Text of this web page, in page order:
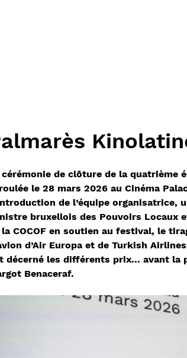
cérémonie de clôture de la quatrième
le 28 mars 2026 au Cinéma
de l’équipe organisatrice,
bruxellois des Pouvoirs Locaux
la COCOF en soutien au festival, le
d’Air Europa et de Turkish
décerné les différents prix… avant la
Benaceraf.